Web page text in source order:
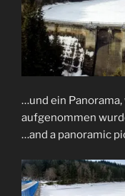
…und ein
aufgenommen
…and a panoramic